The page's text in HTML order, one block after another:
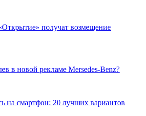
получат возмещение
в новой рекламе Mersedes-Benz?
на смартфон: 20 лучших вариантов